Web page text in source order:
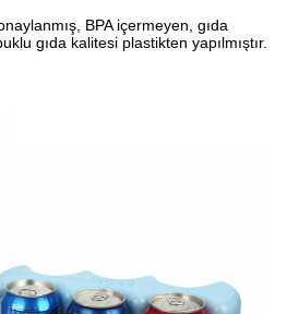
BPA içermeyen, gıda
gıda kalitesi plastikten yapılmıştır.